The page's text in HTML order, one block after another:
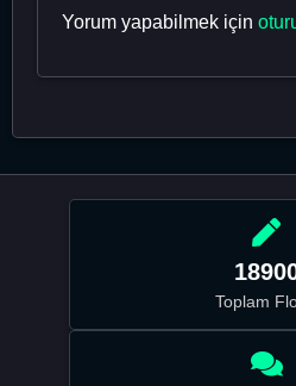
Yorum yapabilmek için
Toplam